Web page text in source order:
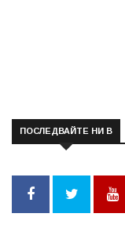
ПОСЛЕДВАЙТЕ НИ В